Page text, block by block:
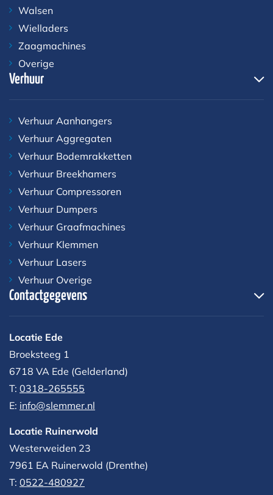
Walsen
Wielladers
Zaagmachines
Overige
Verhuur
Verhuur Aanhangers
Verhuur Aggregaten
Verhuur Bodemrakketten
Verhuur Breekhamers
Verhuur Compressoren
Verhuur Dumpers
Verhuur Graafmachines
Verhuur Klemmen
Verhuur Lasers
Verhuur Overige
Contactgegevens
Locatie Ede
Broeksteeg 1
6718 VA Ede (Gelderland)
T: 0318-265555
E: info@slemmer.nl
Locatie Ruinerwold
Westerweiden 23
7961 EA Ruinerwold (Drenthe)
T: 0522-480927‬